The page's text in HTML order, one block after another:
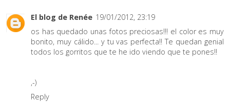
El blog de Renée 19/01/2012, 23:19
os has quedado unas fotos preciosas!!! el color es muy
bonito, muy cálido... y tu vas perfecta!! Te quedan genial
todos los gorritos que te he ido viendo que te pones!!
,-)
Reply